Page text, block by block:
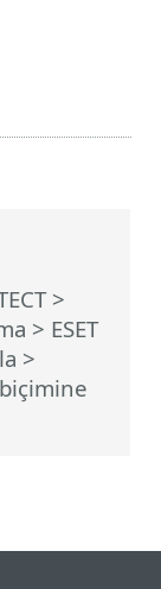
>
> ESET
>